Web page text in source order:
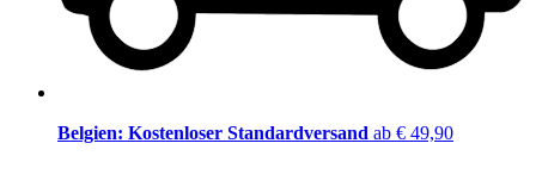
Belgien: Kostenloser Standardversand ab € 49,90